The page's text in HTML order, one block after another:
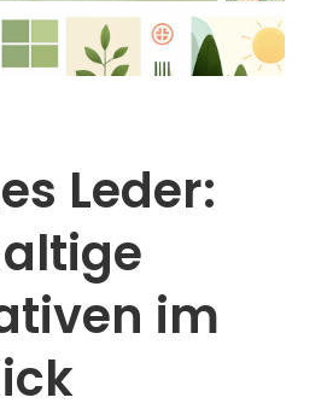
Leder:
im